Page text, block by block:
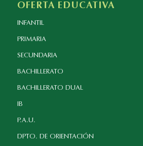
OFERTA EDUCATIVA
INFANTIL
PRIMARIA
SECUNDARIA
BACHILLERATO
BACHILLERATO DUAL
IB
P.A.U.
DPTO. DE ORIENTACIÓN